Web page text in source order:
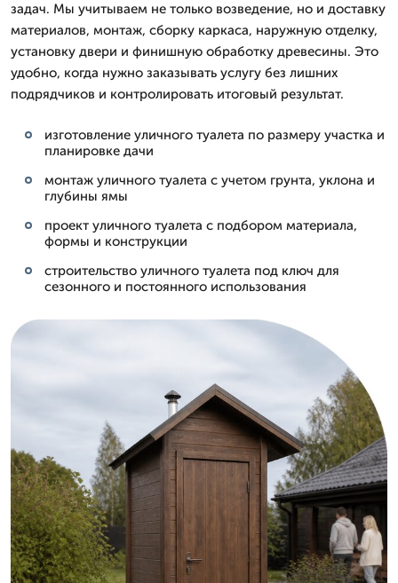
задач. Мы учитываем не только возведение, но и доставку
материалов, монтаж, сборку каркаса, наружную отделку,
установку двери и финишную обработку древесины. Это
удобно, когда нужно заказывать услугу без лишних
подрядчиков и контролировать итоговый результат.
изготовление уличного туалета по размеру участка и
планировке дачи
монтаж уличного туалета с учетом грунта, уклона и
глубины ямы
проект уличного туалета с подбором материала,
формы и конструкции
строительство уличного туалета под ключ для
сезонного и постоянного использования